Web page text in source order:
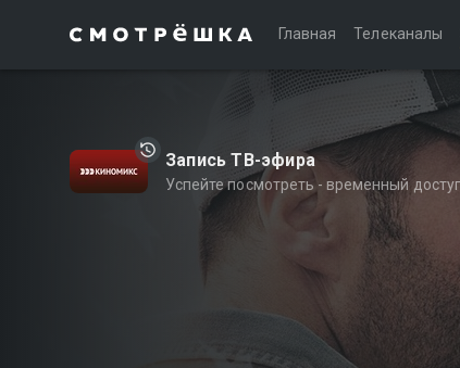
Главная Телеканалы
Запись ТВ-эфира
Успейте посмотреть - временный